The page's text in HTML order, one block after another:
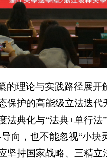
的理论与实践路径展
保护的高能级立法迭
典化与“法典+单行
向，也不能忽视“小
坚持国家战略、三精